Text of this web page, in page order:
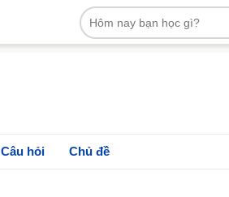
Câu hỏi Chủ đề